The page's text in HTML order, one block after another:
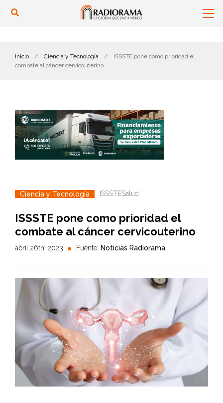
Inicio / Ciencia y Tecnología /
ISSSTE pone como prioridad el
combate al cáncer cervicouterino
Ciencia y Tecnología ISSSTESalud
ISSSTE pone como prioridad el
combate al cáncer cervicouterino
abril 26th, 2023 Fuente: Noticias Radiorama